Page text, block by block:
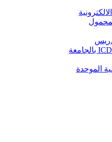
الموحدة